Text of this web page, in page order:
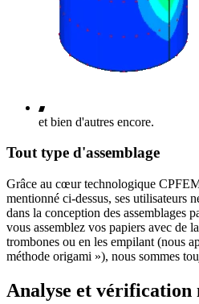
et bien d'autres encore.
Tout type d'assemblage
Grâce au cœur technologique
mentionné ci-dessus, ses utilisateurs
dans la conception des assemblages
vous assemblez vos papiers avec de
trombones ou en les empilant (nous
méthode origami »), nous sommes
Analyse et vérification